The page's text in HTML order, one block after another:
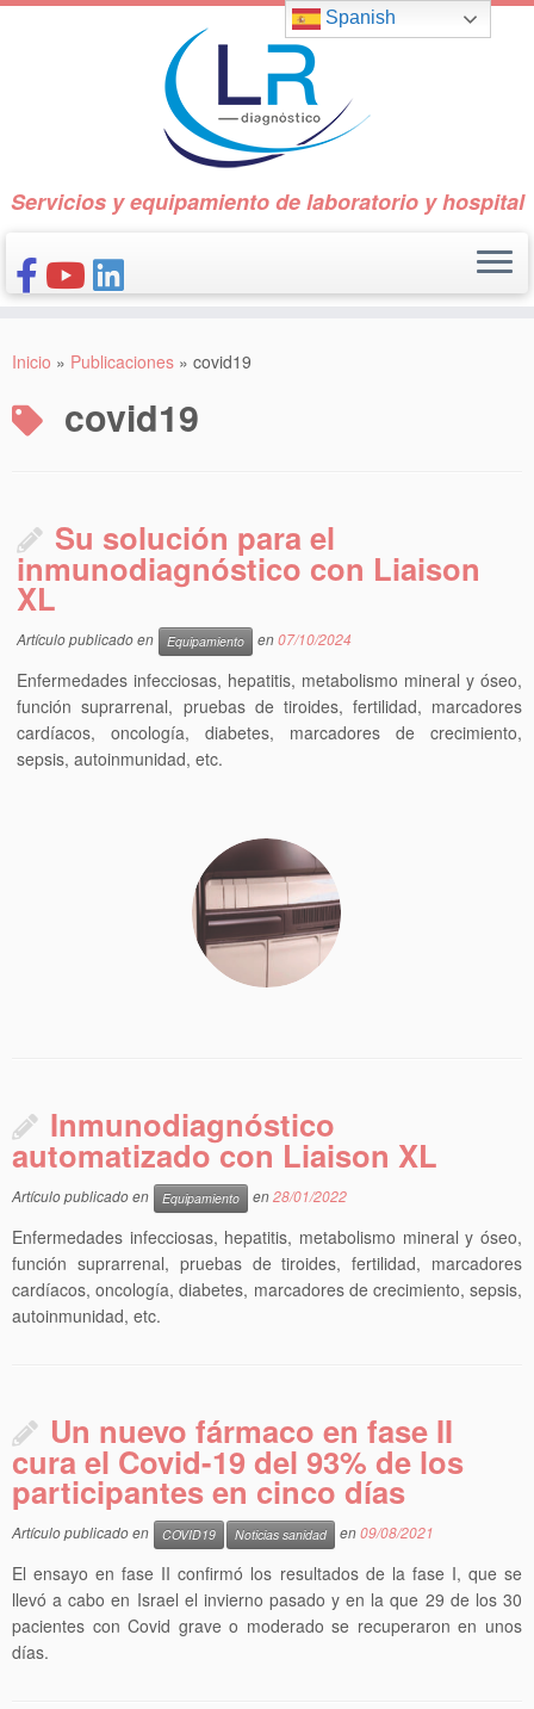
Saltar
Servicios y equipamiento de laboratorio y hospital
CONÓCENOS
NUESTROS PRODUCTOS
Inicio » Publicaciones » covid19
covid19
Su solución para el
inmunodiagnóstico con Liaison
XL
Artículo publicado en Equipamiento en07/10/2024
Enfermedades infecciosas, hepatitis, metabolismo mineral y óseo,
función suprarrenal, pruebas de tiroides, fertilidad, marcadores
cardíacos, oncología, diabetes, marcadores de crecimiento,
sepsis, autoinmunidad, etc.
Inmunodiagnóstico
automatizado con Liaison XL
Artículo publicado en Equipamiento en28/01/2022
Enfermedades infecciosas, hepatitis, metabolismo mineral y óseo,
función suprarrenal, pruebas de tiroides, fertilidad, marcadores
cardíacos, oncología, diabetes, marcadores de crecimiento, sepsis,
autoinmunidad, etc.
Un nuevo fármaco en fase II
cura el Covid-19 del 93% de los
participantes en cinco días
Artículo publicado en COVID19 Noticias sanidad en09/08/2021
El ensayo en fase II confirmó los resultados de la fase I, que se
llevó a cabo en Israel el invierno pasado y en la que 29 de los 30
pacientes con Covid grave o moderado se recuperaron en unos
días.
Spanish